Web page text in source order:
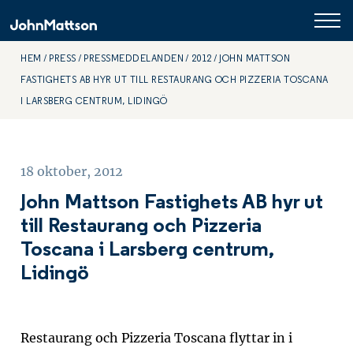
HEM PRESS PRESSMEDDELANDEN 2012 JOHN MATTSON
FASTIGHETS AB HYR UT TILL RESTAURANG OCH PIZZERIA TOSCANA
I LARSBERG CENTRUM, LIDINGÖ
18 oktober, 2012
John Mattson Fastighets AB hyr ut
till Restaurang och Pizzeria
Toscana i Larsberg centrum,
Lidingö
Restaurang och Pizzeria Toscana flyttar in i